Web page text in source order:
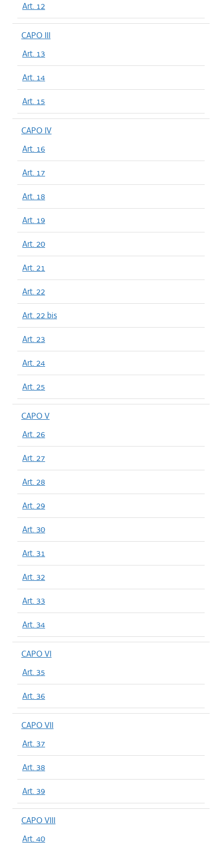
Art. 12
CAPO III
Art. 13
Art. 14
Art. 15
CAPO IV
Art. 16
Art. 17
Art. 18
Art. 19
Art. 20
Art. 21
Art. 22
Art. 22 bis
Art. 23
Art. 24
Art. 25
CAPO V
Art. 26
Art. 27
Art. 28
Art. 29
Art. 30
Art. 31
Art. 32
Art. 33
Art. 34
CAPO VI
Art. 35
Art. 36
CAPO VII
Art. 37
Art. 38
Art. 39
CAPO VIII
Art. 40